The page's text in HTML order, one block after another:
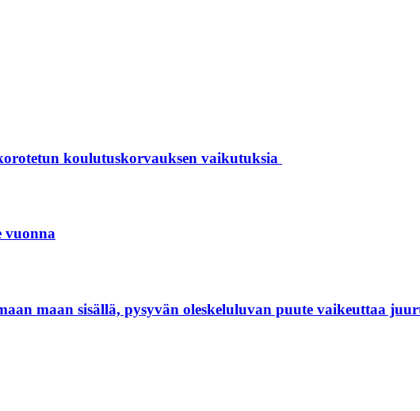
koulutuskorvauksen vaikutuksia
vuonna
maan sisällä, pysyvän oleskeluluvan puute vaikeuttaa